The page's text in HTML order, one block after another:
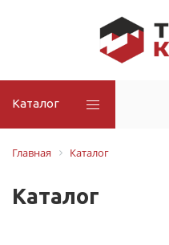
Каталог
Главная
Каталог
Каталог